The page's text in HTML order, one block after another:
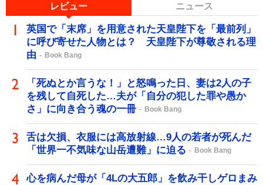
レビュー ニュース
英国で「末席」を用意された天皇陛下を「最前列」
に呼び寄せた人物とは？ 天皇陛下が尊敬される理
由
Book Bang
「死ぬとか言うな！」と怒鳴った日、妻は2人の子
を残して自死した…夫が「自分の犯した罪や愚か
さ」に向き合う魂の一冊
Book Bang
舌は欠損、衣服には高放射線…9人の若者が死んだ
「世界一不気味な山岳遭難」に迫る
Book Bang
心を病んだ母が「4Lの大五郎」を飲み干しゲロまみ